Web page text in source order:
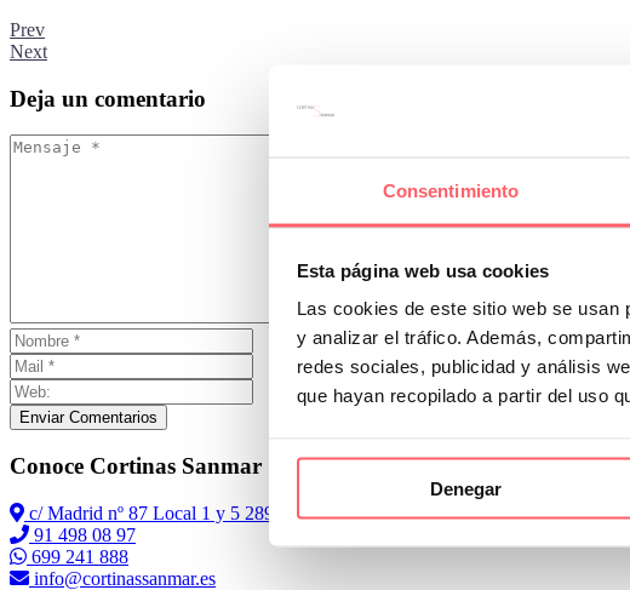
Consentimiento
Esta página web usa cookies
Las cookies de este sitio web se usan
y analizar el tráfico. Además,
redes sociales, publicidad y análisis
que hayan recopilado a partir del uso
Denegar
Prev
Next
Deja un comentario
Enviar Comentarios
Conoce Cortinas Sanmar
c/ Madrid nº 87 Local 1 y 5 28970 Madrid
91 498 08 97
699 241 888
info@cortinassanmar.es